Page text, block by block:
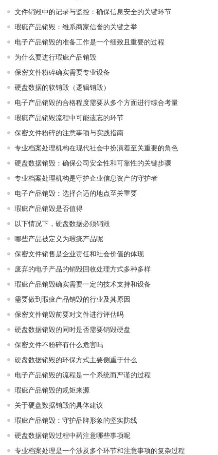
文件销毁中的记录与监控：确保信息安全的关键环节
瑕疵产品销毁：维系商家信誉的关键之举
电子产品销毁的准备工作是一个细致且重要的过程
为什么要进行瑕疵产品销毁
保密文件粉碎确实需要专业设备
硬盘数据的软销毁（逻辑销毁）
电子产品销毁的合格程度需要从多个方面进行综合考量
瑕疵产品销毁流程中可能遗忘的环节
保密文件粉碎的注意事项与实践指南
专业档案处理机构在现代社会中扮演着至关重要的角色
硬盘数据销毁：确保公司安全性和可靠性的关键步骤
专业档案处理机构是守护企业信息资产的守护者
电子产品销毁：选择合适的地点至关重要
瑕疵产品销毁是否值得
以下情况下，硬盘数据必须销毁
哪些产品被定义为瑕疵产品呢
保密文件销售是企业责任和社会价值的体现
废弃的电子产品的销毁回收处理方式多种多样
瑕疵产品销毁确实需要一定的技术支持和设备
需要做到瑕疵产品销毁的行业及其原因
保密文件销毁前要对文件进行评估吗
硬盘数据销毁的同时是否需要销毁硬盘
保密文件不粉碎有什么危害吗
硬盘数据销毁的环保方式主要侧重于什么
电子产品销毁的流程是一个系统而严谨的过程
瑕疵产品销毁的规矩来源
关于硬盘数据销毁的具体建议
瑕疵产品销毁：守护品牌形象的坚实防线
硬盘数据销毁过程中药注意哪些事项呢
专业档案处理是一个涉及多个环节和注意事项的复杂过程